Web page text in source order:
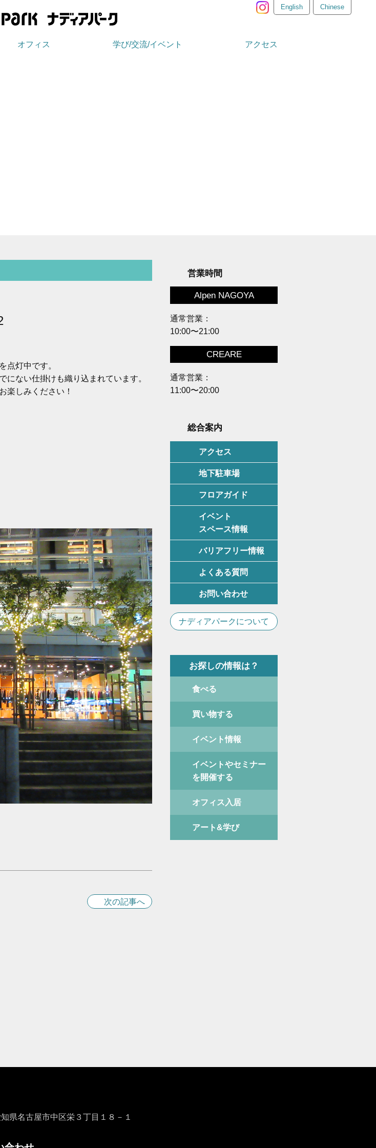
オフィス 学び/交流/イベント アクセス
点灯中です。
ない仕掛けも織り込まれています。
楽しみください！
次の記事へ
営業時間
Alpen NAGOYA
通常営業：
10:00〜21:00
CREARE
通常営業：
11:00〜20:00
総合案内
アクセス
地下駐車場
フロアガイド
イベント
スペース情報
バリアフリー情報
よくある質問
お問い合わせ
ナディアパークについて
お探しの情報は？
食べる
買い物する
イベント情報
イベントやセミナー
を開催する
オフィス入居
アート&学び
県名古屋市中区栄３丁目１８－１
English Chinese